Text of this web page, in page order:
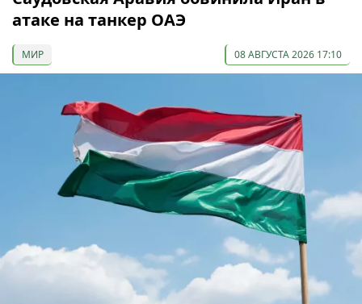
атаке на танкер ОАЭ
МИР 08 АВГУСТА 2026 17:10